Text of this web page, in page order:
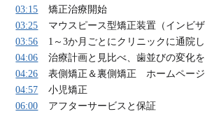
03:15
矯正治療開始
03:25
マウスピース型矯正装置（インビザ
03:56
1～3か月ごとにクリニックに通院
04:06
治療計画と見比べ、歯並びの変化
04:26
表側矯正＆裏側矯正 ホームペー
04:57
小児矯正
06:00
アフターサービスと保証